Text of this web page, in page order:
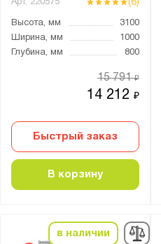
Арт. 220575
Высота, мм
3100
Ширина, мм
1000
Глубина, мм
800
14 212₽
15 791₽
Быстрый заказ
В корзину
в наличии
МС-900
СТ-031
ТСУ Универсал